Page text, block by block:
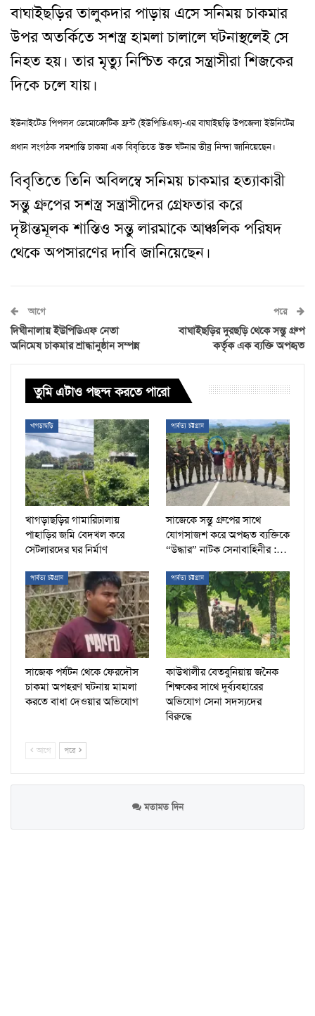
বাঘাইছড়ির তালুকদার পাড়ায় এসে সনিময় চাকমার
উপর অতর্কিতে সশস্ত্র হামলা চালালে ঘটনাস্থলেই সে
নিহত হয়। তার মৃত্যু নিশ্চিত করে সন্ত্রাসীরা শিজকের
দিকে চলে যায়।
ইউনাইটেড পিপলস ডেমোক্রেটিক ফ্রন্ট (ইউপিডিএফ)-এর বাঘাইছড়ি উপজেলা ইউনিটের
প্রধান সংগঠক সমশান্তি চাকমা এক বিবৃতিতে উক্ত ঘটনার তীব্র নিন্দা জানিয়েছেন।
বিবৃতিতে তিনি অবিলম্বে সনিময় চাকমার হত্যাকারী
সন্তু গ্রুপের সশস্ত্র সন্ত্রাসীদের গ্রেফতার করে
দৃষ্টান্তমূলক শাস্তিও সন্তু লারমাকে আঞ্চলিক পরিষদ
থেকে অপসারণের দাবি জানিয়েছেন।
আগে
দিঘীনালায় ইউপিডিএফ নেতা
অনিমেষ চাকমার শ্রাদ্ধানুষ্ঠান সম্পন্ন
পরে
বাঘাইছড়ির দুরছড়ি থেকে সন্তু গ্রুপ
কর্তৃক এক ব্যক্তি অপহৃত
তুমি এটাও পছন্দ করতে পারো
খাগড়াছড়ি
খাগড়াছড়ির গামারিঢালায়
পাহাড়ির জমি বেদখল করে
সেটলারদের ঘর নির্মাণ
পার্বত্য চট্টগ্রাম
সাজেকে সন্তু গ্রুপের সাথে
যোগসাজশ করে অপহৃত ব্যক্তিকে
“উদ্ধার” নাটক সেনাবাহিনীর :…
পার্বত্য চট্টগ্রাম
সাজেক পর্যটন থেকে ফেরদৌস
চাকমা অপহরণ ঘটনায় মামলা
করতে বাধা দেওয়ার অভিযোগ
পার্বত্য চট্টগ্রাম
কাউখালীর বেতবুনিয়ায় জনৈক
শিক্ষকের সাথে দুর্ব্যবহারের
অভিযোগ সেনা সদস্যদের
বিরুদ্ধে
আগে পরে
মতামত দিন